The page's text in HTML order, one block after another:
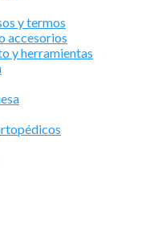
y termos
accesorios
y herramientas